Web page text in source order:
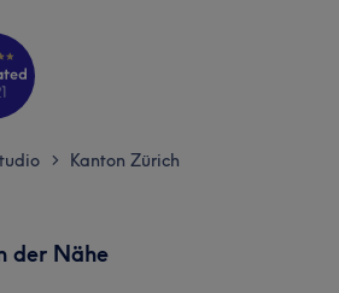
> Kanton Zürich
der Nähe